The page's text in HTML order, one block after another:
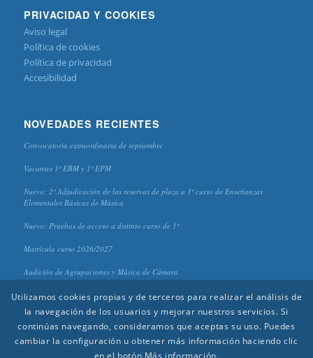
PRIVACIDAD Y COOKIES
Aviso legal
Política de cookies
Política de privacidad
Accesibilidad
NOVEDADES RECIENTES
Convocatoria extraordinaria de septiembre
Vacantes 1º EBM y 1º EPM
Nuevo: 2º Adjudicación de las reservas de plaza a 1º curso de Enseñanzas
Elementales Básicas de Música
Nuevo: Pruebas de acceso a distinto curso de 1º
Matrícula curso 2026/2027
Audición de Agrupaciones y Música de Cámara
Utilizamos cookies propias y de terceros para realizar el análisis de
la navegación de los usuarios y mejorar nuestros servicios. Si
continúas navegando, consideramos que aceptas su uso. Puedes
cambiar la configuración u obtener más información haciendo clic